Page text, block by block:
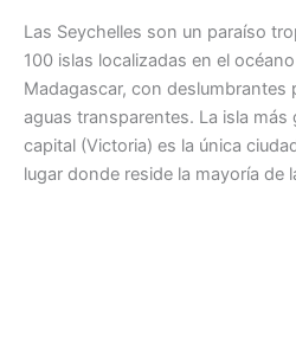
Las Seychelles son un paraíso
100 islas localizadas en el
Madagascar, con deslumbrantes
aguas transparentes. La isla más
capital (Victoria) es la única
lugar donde reside la mayoría de